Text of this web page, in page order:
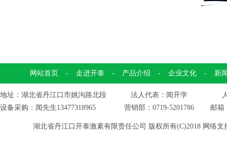
网站首页 - 走进开泰 - 产品介绍 - 企业文化 - 新
地址：湖北省丹江口市姚沟路北段 法人代表：闻开学 人
设备采购：闻先生13477318965 营销部：0719-5201786 邮箱
湖北省丹江口开泰激素有限责任公司 版权所有(C)2018 网络支